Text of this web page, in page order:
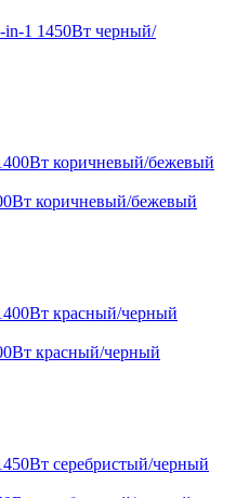
1 1450Вт черный/
коричневый/бежевый
красный/черный